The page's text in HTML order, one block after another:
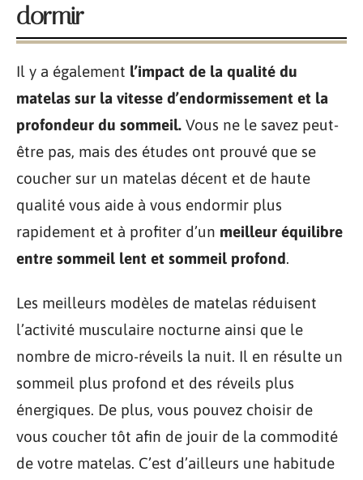
dormir
Il y a également l’impact de la qualité du
matelas sur la vitesse d’endormissement et la
profondeur du sommeil. Vous ne le savez peut-
être pas, mais des études ont prouvé que se
coucher sur un matelas décent et de haute
qualité vous aide à vous endormir plus
rapidement et à profiter d’un meilleur équilibre
entre sommeil lent et sommeil profond.
Les meilleurs modèles de matelas réduisent
l’activité musculaire nocturne ainsi que le
nombre de micro-réveils la nuit. Il en résulte un
sommeil plus profond et des réveils plus
énergiques. De plus, vous pouvez choisir de
vous coucher tôt afin de jouir de la commodité
de votre matelas. C’est d’ailleurs une habitude